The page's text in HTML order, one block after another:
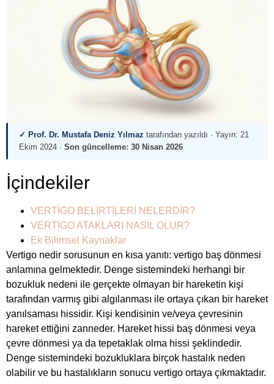
✓ Prof. Dr. Mustafa Deniz Yılmaz tarafından yazıldı · Yayın: 21
Ekim 2024 · Son güncelleme: 30 Nisan 2026
İçindekiler
VERTİGO BELİRTİLERİ NELERDİR?
VERTİGO ATAKLARI NASIL OLUR?
Ek Bilimsel Kaynaklar
Vertigo nedir sorusunun en kısa yanıtı: vertigo baş dönmesi
anlamına gelmektedir. Denge sistemindeki herhangi bir
bozukluk nedeni ile gerçekte olmayan bir hareketin kişi
tarafından varmış gibi algılanması ile ortaya çıkan bir hareket
yanılsaması hissidir. Kişi kendisinin ve/veya çevresinin
hareket ettiğini zanneder. Hareket hissi baş dönmesi veya
çevre dönmesi ya da tepetaklak olma hissi şeklindedir.
Denge sistemindeki bozukluklara birçok hastalık neden
olabilir ve bu hastalıkların sonucu vertigo ortaya çıkmaktadır.